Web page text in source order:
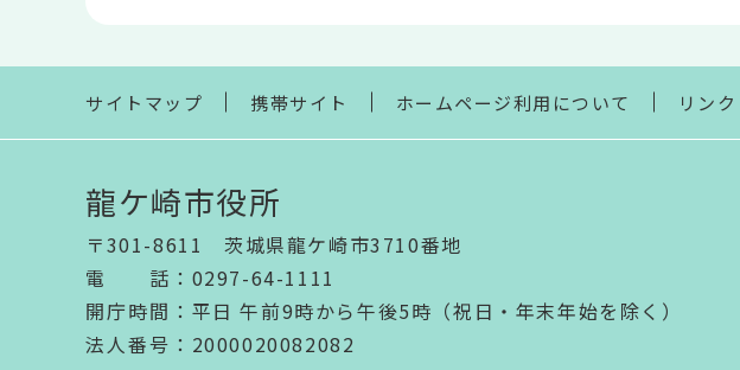
ま
サイトマップ 携帯サイト ホームページ利用について リン
龍ケ崎市役所
〒301-8611 茨城県龍ケ崎市3710番地
電話 ： 0297-64-1111
開庁時間 ： 平日 午前9時から午後5時（祝日・年末年始を除く）
法人番号 ：2000020082082